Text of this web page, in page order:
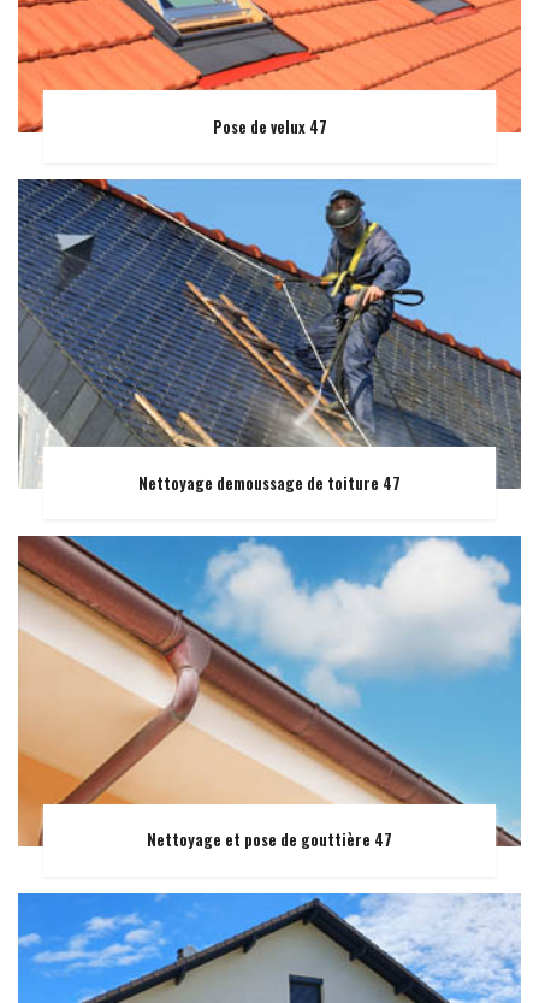
Pose de velux 47
Nettoyage demoussage de toiture 47
Nettoyage et pose de gouttière 47